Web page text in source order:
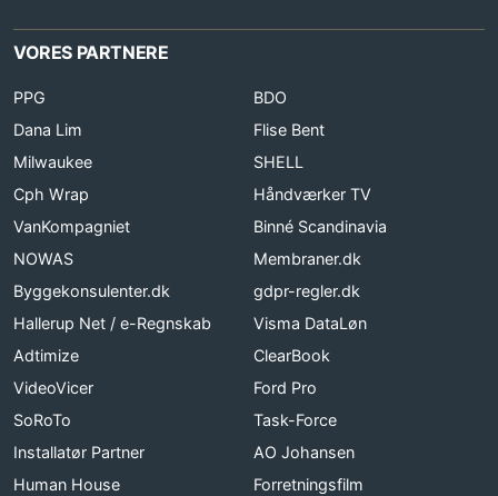
VORES PARTNERE
PPG
BDO
Dana Lim
Flise Bent
Milwaukee
SHELL
Cph Wrap
Håndværker TV
VanKompagniet
Binné Scandinavia
NOWAS
Membraner.dk
Byggekonsulenter.dk
gdpr-regler.dk
Hallerup Net / e-Regnskab
Visma DataLøn
Adtimize
ClearBook
VideoVicer
Ford Pro
SoRoTo
Task-Force
Installatør Partner
AO Johansen
Human House
Forretningsfilm